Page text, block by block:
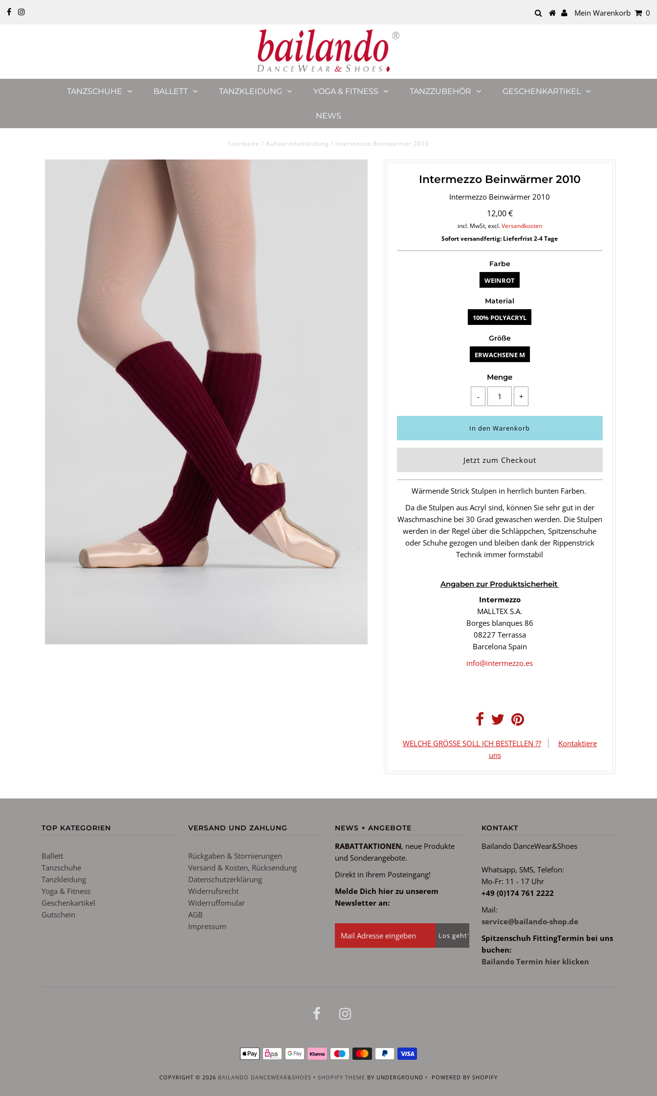
Mein Warenkorb 0
TANZSCHUHE BALLETT TANZKLEIDUNG YOGA & FITNESS TANZZUBEHÖR GESCHENKARTIKEL
NEWS
Startseite / Aufwärmbekleidung / Intermezzo Beinwärmer 2010
Intermezzo Beinwärmer 2010
Intermezzo Beinwärmer 2010
12,00 €
incl. MwSt, excl.Versandkosten
Sofort versandfertig: Lieferfrist 2-4 Tage
Farbe
WEINROT
Material
100% POLYACRYL
Größe
ERWACHSENE M
Menge
- +
Jetzt zum Checkout
Wärmende Strick Stulpen in herrlich bunten Farben.
Da die Stulpen aus Acryl sind, können Sie sehr gut in der
Waschmaschine bei 30 Grad gewaschen werden. Die Stulpen
werden in der Regel über die Schläppchen, Spitzenschuhe
oder Schuhe gezogen und bleiben dank der Rippenstrick
Technik immer formstabil
Angabenzur Produktsicherheit
Intermezzo
MALLTEX S.A.
Borges blanques 86
08227 Terrassa
Barcelona Spain
info@intermezzo.es
WELCHE GRÖSSE SOLL ICH BESTELLEN ??
Kontaktiere
uns
TOP KATEGORIEN
Ballett
Tanzschuhe
Tanzkleidung
Yoga & Fitness
Geschenkartikel
Gutschein
VERSAND UND ZAHLUNG
Rückgaben & Stornierungen
Versand & Kosten, Rücksendung
Datenschutzerklärung
Widerrufsrecht
Widerruffomular
AGB
Impressum
NEWS + ANGEBOTE
RABATTAKTIONEN, neue Produkte
und Sonderangebote.
Direkt in Ihrem Posteingang!
Melde Dich hier zu unserem
Newsletter an:
KONTAKT
Bailando DanceWear&Shoes
Whatsapp, SMS, Telefon:
Mo-Fr: 11 - 17 Uhr
+49 (0)174 761 2222
Mail:
service@bailando-shop.de
Spitzenschuh FittingTermin bei uns
buchen:
Bailando Termin hier klicken
COPYRIGHT © 2026 BAILANDO DANCEWEAR&SHOES • SHOPIFY THEME BY UNDERGROUND • POWERED BY SHOPIFY